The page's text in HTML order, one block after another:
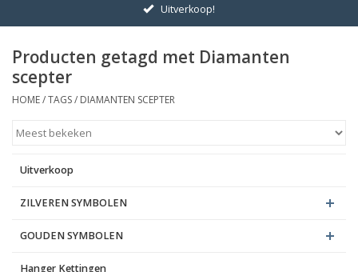
Hanger Kettingen
Oorhangers
Uitverkoop!
Producten getagd met Diamanten
scepter
HOME/TAGS/ DIAMANTEN SCEPTER
Uitverkoop
ZILVEREN SYMBOLEN
GOUDEN SYMBOLEN
Hanger Kettingen